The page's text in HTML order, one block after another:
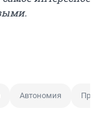
Автономия